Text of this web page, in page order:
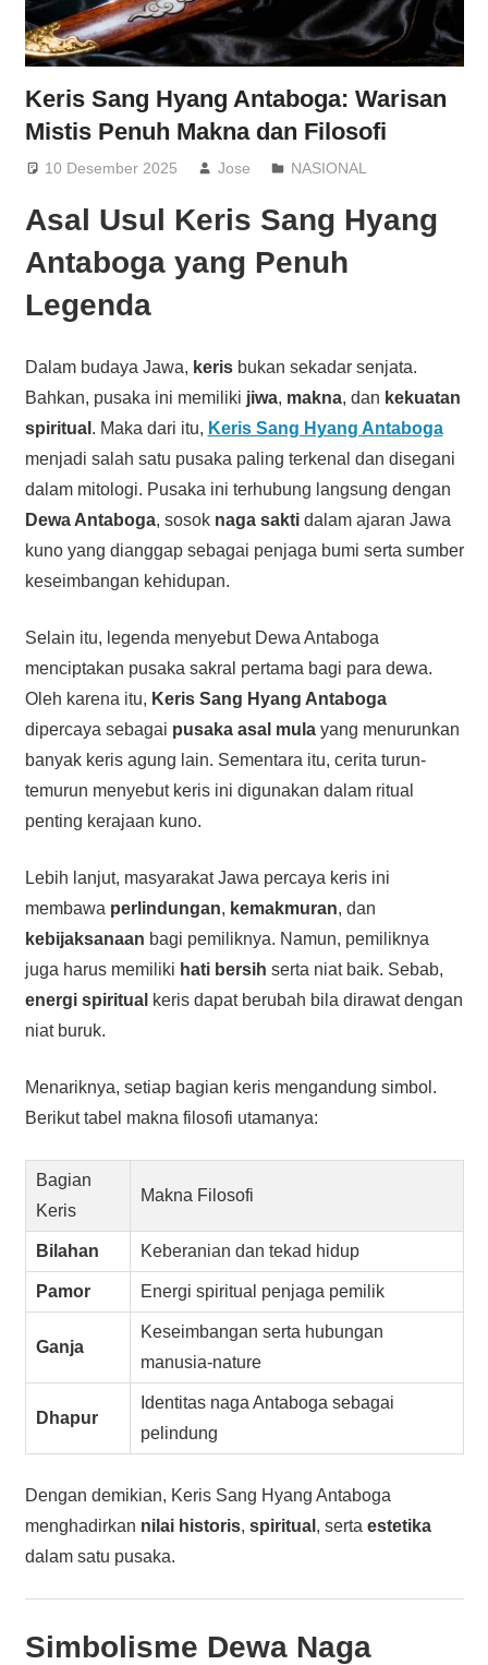
Keris Sang Hyang Antaboga: Warisan
Mistis Penuh Makna dan Filosofi
10 Desember 2025 Jose NASIONAL
Asal Usul Keris Sang Hyang
Antaboga yang Penuh
Legenda
Dalam budaya Jawa, kerisbukan sekadar senjata.
Bahkan, pusaka ini memiliki jiwa, makna, dan kekuatan
spiritual . Maka dari itu, Keris Sang Hyang Antaboga
menjadi salah satu pusaka paling terkenal dan disegani
dalam mitologi. Pusaka ini terhubung langsung dengan
Dewa Antaboga, sosok naga saktidalam ajaran Jawa
kuno yang dianggap sebagai penjaga bumi serta sumber
keseimbangan kehidupan.
Selain itu, legenda menyebut Dewa Antaboga
menciptakan pusaka sakral pertama bagi para dewa.
Oleh karena itu, Keris Sang Hyang Antaboga
dipercaya sebagai pusaka asal mulayang menurunkan
banyak keris agung lain. Sementara itu, cerita turun-
temurun menyebut keris ini digunakan dalam ritual
penting kerajaan kuno.
Lebih lanjut, masyarakat Jawa percaya keris ini
membawa perlindungan, kemakmuran, dan
kebijaksanaan bagi pemiliknya. Namun, pemiliknya
juga harus memiliki hati bersih serta niat baik. Sebab,
energi spiritual keris dapat berubah bila dirawat dengan
niat buruk.
Menariknya, setiap bagian keris mengandung simbol.
Berikut tabel makna filosofi utamanya:
Bagian
Keris
Makna Filosofi
Bilahan Keberanian dan tekad hidup
Pamor Energi spiritual penjaga pemilik
Ganja
Keseimbangan serta hubungan
manusia-nature
Dhapur
Identitas naga Antaboga sebagai
pelindung
Dengan demikian, Keris Sang Hyang Antaboga
menghadirkan nilai historis, spiritual , serta estetika
dalam satu pusaka.
Simbolisme Dewa Naga